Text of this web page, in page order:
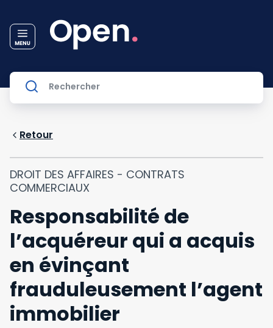
Retour
DROIT DES AFFAIRES - CONTRATS
COMMERCIAUX
Responsabilité de
l’acquéreur qui a acquis
en évinçant
frauduleusement l’agent
immobilier